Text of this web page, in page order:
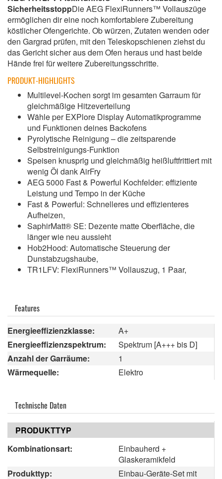
SicherheitsstoppDie AEG FlexiRunners™ Vollauszüge
ermöglichen dir eine noch komfortablere Zubereitung
köstlicher Ofengerichte. Ob würzen, Zutaten wenden oder
den Gargrad prüfen, mit den Teleskopschienen ziehst du
das Gericht sicher aus dem Ofen heraus und hast beide
Hände frei für weitere Zubereitungsschritte.
PRODUKT-HIGHLIGHTS
Multilevel-Kochen sorgt im gesamten Garraum für
gleichmäßige Hitzeverteilung
Wähle per EXPlore Display Automatikprogramme
und Funktionen deines Backofens
Pyrolytische Reinigung – die zeitsparende
Selbstreinigungs-Funktion
Speisen knusprig und gleichmäßig heißluftfrittiert mit
wenig Öl dank AirFry
AEG 5000 Fast & Powerful Kochfelder: effiziente
Leistung und Tempo in der Küche
Fast & Powerful: Schnelleres und effizienteres
Aufheizen,
SaphirMatt® SE: Dezente matte Oberfläche, die
länger wie neu aussieht
Hob2Hood: Automatische Steuerung der
Dunstabzugshaube,
TR1LFV: FlexiRunners™ Vollauszug, 1 Paar,
Features
Energieeffizienzklasse:
A+
Energieeffizienzspektrum:
Spektrum [A+++ bis D]
Anzahl der Garräume:
1
Wärmequelle:
Elektro
Technische Daten
PRODUKTTYP
Kombinationsart:
Einbauherd +
Glaskeramikfeld
Produkttyp:
Einbau-Geräte-Set mit